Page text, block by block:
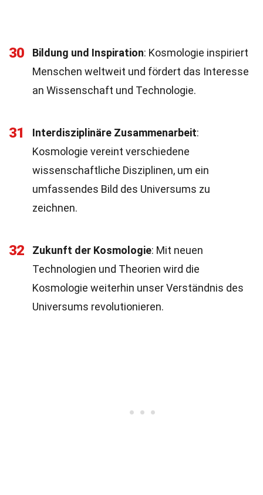
30 Bildung und Inspiration: Kosmologie inspiriert
Menschen weltweit und fördert das Interesse
an Wissenschaft und Technologie.
31 Interdisziplinäre Zusammenarbeit:
Kosmologie vereint verschiedene
wissenschaftliche Disziplinen, um ein
umfassendes Bild des Universums zu
zeichnen.
32 Zukunft der Kosmologie: Mit neuen
Technologien und Theorien wird die
Kosmologie weiterhin unser Verständnis des
Universums revolutionieren.